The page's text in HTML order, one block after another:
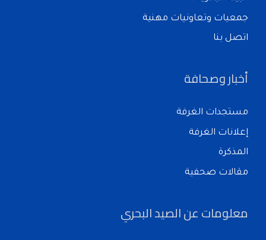
جمعيات وتعاونيات مهنية
اتصل بنا
أخبار وصحافة
مستجدات الغرفة
إعلانات الغرفة
المذكرة
مقالات صحفية
معلومات عن الصيد البحري